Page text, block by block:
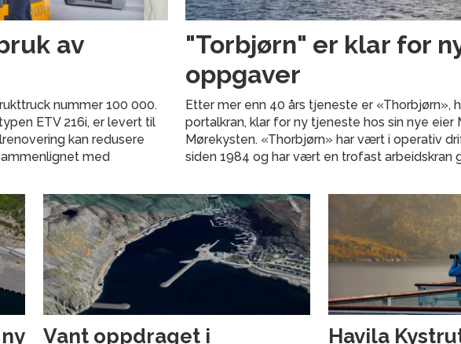
av
nummer 100 000.
ETV 216i, er levert til
kan redusere
med
"Torbjørn" er klar for
oppgaver
Etter mer enn 40 års tjeneste er «Thorbjørn»,
portalkran, klar for ny tjeneste hos sin nye eier
Mørekysten. «Thorbjørn» har vært i operativ
siden 1984 og har vært en trofast arbeidskran
Vant oppdraget i Havila